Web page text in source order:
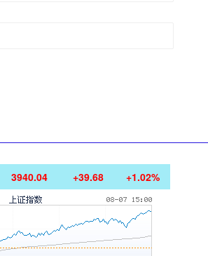
3940.04 +39.68 +1.02%